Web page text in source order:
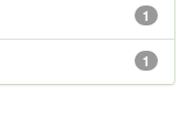
1
1